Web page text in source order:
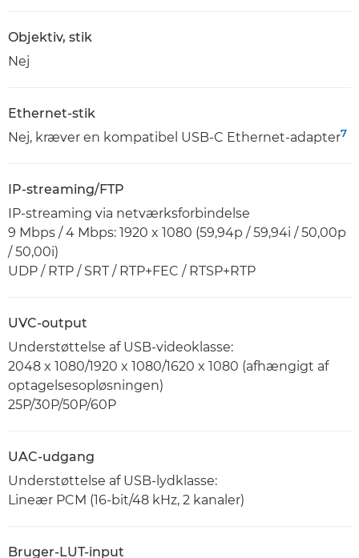
Objektiv, stik
Nej
Ethernet-stik
Nej, kræver en kompatibel USB-C Ethernet-adapter7
IP-streaming/FTP
IP-streaming via netværksforbindelse
9 Mbps / 4 Mbps: 1920 x 1080 (59,94p / 59,94i / 50,00p
/ 50,00i)
UDP / RTP / SRT / RTP+FEC / RTSP+RTP
UVC-output
Understøttelse af USB-videoklasse:
2048 x 1080/1920 x 1080/1620 x 1080 (afhængigt af
optagelsesopløsningen)
25P/30P/50P/60P
UAC-udgang
Understøttelse af USB-lydklasse:
Lineær PCM (16-bit/48 kHz, 2 kanaler)
Bruger-LUT-input